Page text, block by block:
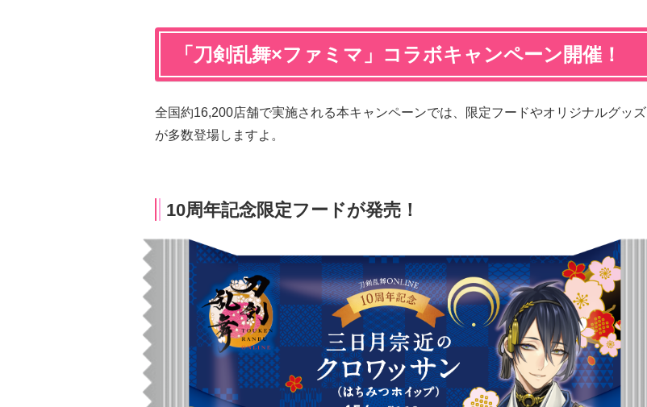
「刀剣乱舞×ファミマ」コラボキャンペーン開催！
全国約16,200店舗で実施される本キャンペーンでは、限定フードやオリジナルグッズ
が多数登場しますよ。
10周年記念限定フードが発売！